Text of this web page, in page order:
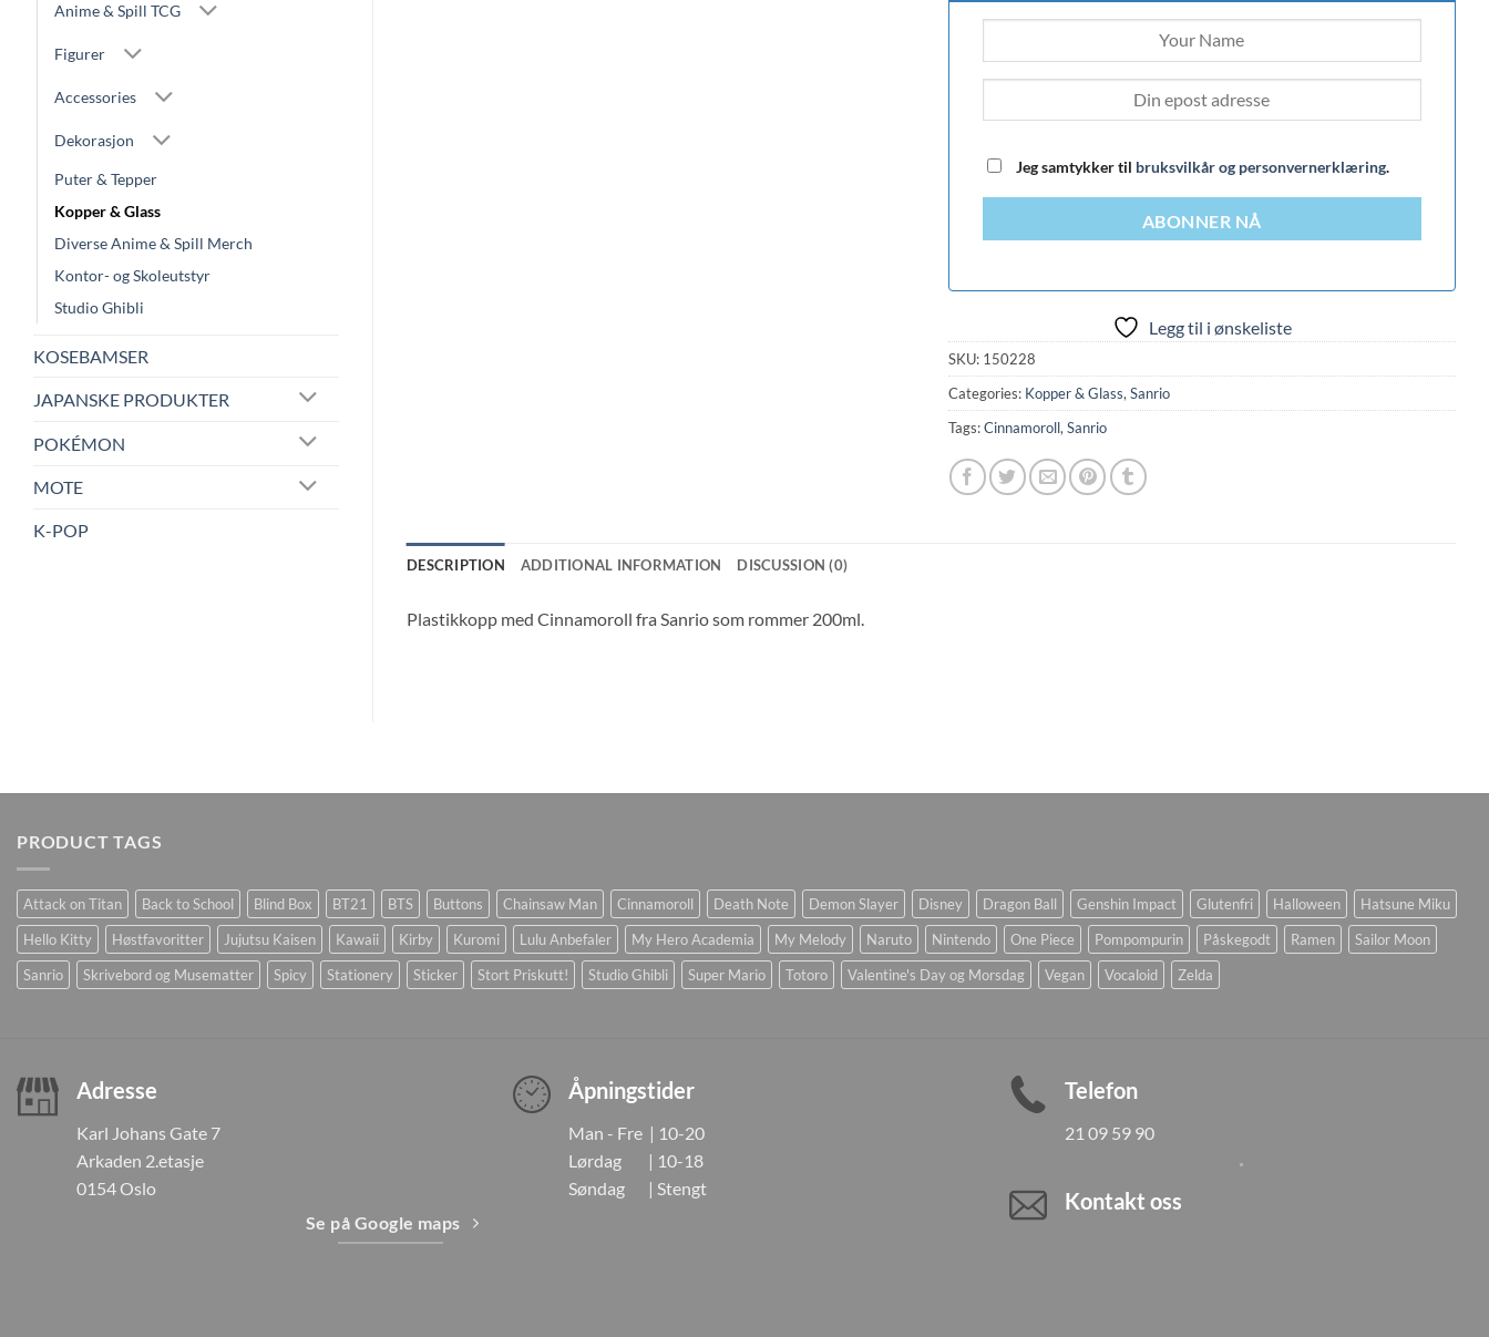
Anime & Spill TCG
Figurer
Accessories
Dekorasjon
Puter & Tepper
Kopper & Glass
Diverse Anime & Spill Merch
Kontor- og Skoleutstyr
Studio Ghibli
KOSEBAMSER
JAPANSKE PRODUKTER
POKÉMON
MOTE
K-POP
Jeg samtykker til bruksvilkår og personvernerklæring.
ABONNER NÅ
Legg til i ønskeliste
SKU: 150228
Categories: Kopper & Glass,Sanrio
Tags:Cinnamoroll,Sanrio
DESCRIPTION ADDITIONAL INFORMATION DISCUSSION (0)
Plastikkopp med Cinnamoroll fra Sanrio som rommer 200ml.
PRODUCT TAGS
Attack on Titan Back to School Blind Box BT21 BTS Buttons Chainsaw Man Cinnamoroll Death Note Demon Slayer Disney Dragon Ball Genshin Impact Glutenfri Halloween
Hatsune Miku
Hello Kitty
Høstfavoritter Jujutsu Kaisen Kawaii Kirby Kuromi Lulu Anbefaler My Hero Academia My Melody Naruto Nintendo One Piece Pompompurin Påskegodt Ramen
Sailor Moon
Sanrio
Skrivebord og Musematter Spicy Stationery Sticker Stort Priskutt! Studio Ghibli Super Mario Totoro Valentine's Day og Morsdag Vegan Vocaloid Zelda
Adresse
Karl Johans Gate 7
Arkaden 2.etasje
0154 Oslo
Se på Google maps
Åpningstider
Man - Fre | 10-20
Lørdag | 10-18
Søndag | Stengt
Telefon
21 09 59 90
Kontakt oss